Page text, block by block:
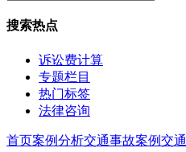
搜索热点
诉讼费计算
专题栏目
热门标签
法律咨询
首页案例分析交通事故案例交